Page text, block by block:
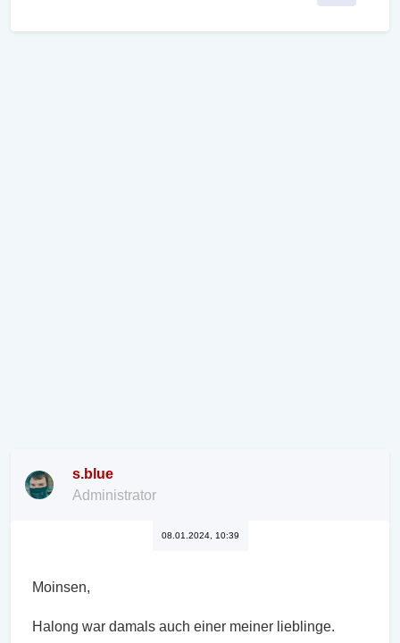
s.blue
Administrator
08.01.2024, 10:39
Moinsen,
Halong war damals auch einer meiner lieblinge.